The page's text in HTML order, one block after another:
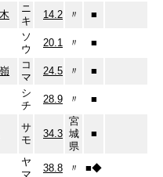
ニ
キ
14.2 〃 ■
ソ
ウ
20.1 〃 ■
コ
マ
24.5 〃 ■
シ
チ
28.9 〃 ■
サ
モ
34.3
宮
城
県
■
ヤ
マ
38.8 〃 ■◆